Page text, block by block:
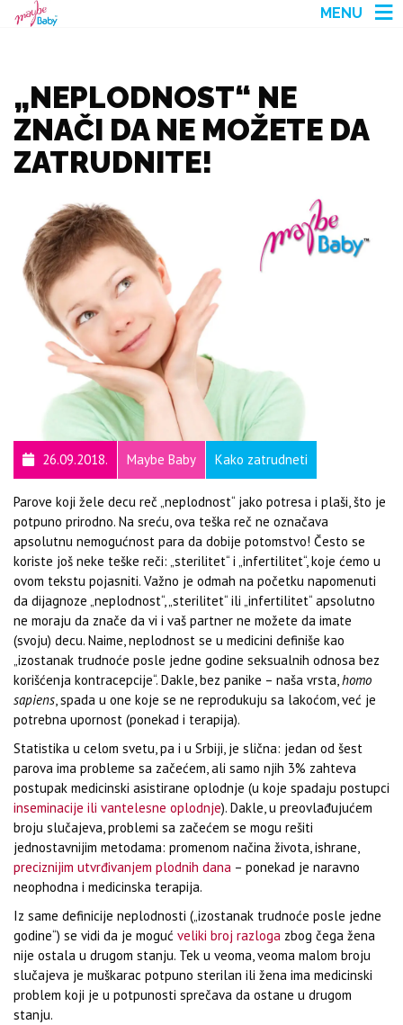
MENU
„NEPLODNOST“ NE
ZNAČI DA NE MOŽETE DA
ZATRUDNITE!
26.09.2018. Maybe Baby Kako zatrudneti
Parove koji žele decu reč „neplodnost“ jako potresa i plaši, što je
potpuno prirodno. Na sreću, ova teška reč ne označava
apsolutnu nemogućnost para da dobije potomstvo! Često se
koriste još neke teške reči: „sterilitet“ i „infertilitet“, koje ćemo u
ovom tekstu pojasniti. Važno je odmah na početku napomenuti
da dijagnoze „neplodnost“, „sterilitet“ ili „infertilitet“ apsolutno
ne moraju da znače da vi i vaš partner ne možete da imate
(svoju) decu. Naime, neplodnost se u medicini definiše kao
„izostanak trudnoće posle jedne godine seksualnih odnosa bez
korišćenja kontracepcije“. Dakle, bez panike – naša vrsta,homo
sapiens, spada u one koje se ne reprodukuju sa lakoćom, već je
potrebna upornost (ponekad i terapija).
Statistika u celom svetu, pa i u Srbiji, je slična: jedan od šest
parova ima probleme sa začećem, ali samo njih 3% zahteva
postupak medicinski asistirane oplodnje (u koje spadaju postupci
inseminacije ili vantelesne oplodnje). Dakle, u preovlađujućem
broju slučajeva, problemi sa začećem se mogu rešiti
jednostavnijim metodama: promenom načina života, ishrane,
preciznijim utvrđivanjem plodnih dana – ponekad je naravno
neophodna i medicinska terapija.
Iz same definicije neplodnosti („izostanak trudnoće posle jedne
godine“) se vidi da je moguć veliki broj razloga zbog čega žena
nije ostala u drugom stanju. Tek u veoma, veoma malom broju
slučajeva je muškarac potpuno sterilan ili žena ima medicinski
problem koji je u potpunosti sprečava da ostane u drugom
stanju.